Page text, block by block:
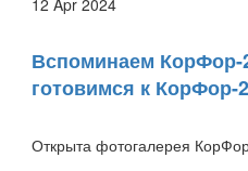
Вспоминаем КорФор-
готовимся к КорФор-
Открыта фотогалерея